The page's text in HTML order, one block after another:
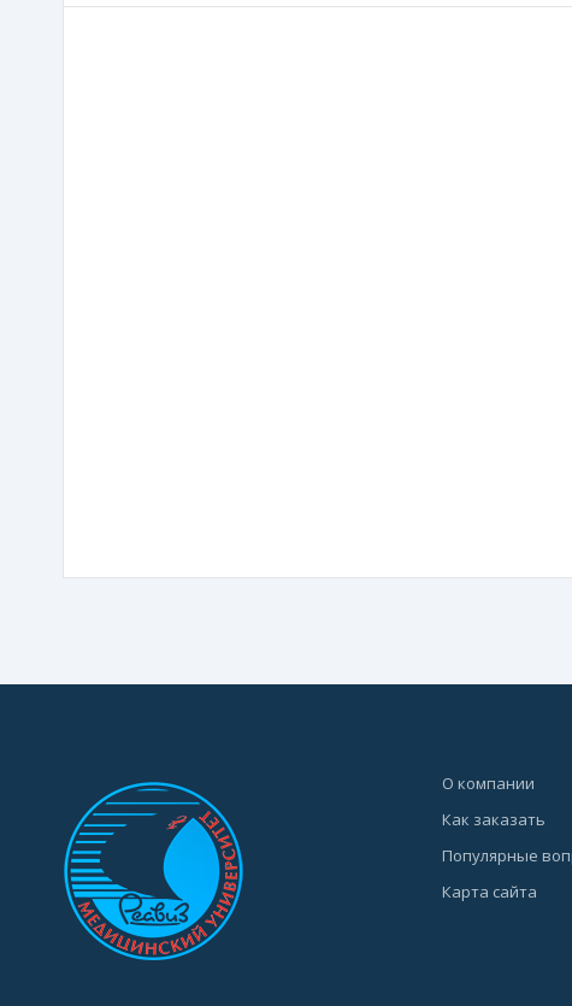
О компании
Как заказать
Популярные
Карта сайта